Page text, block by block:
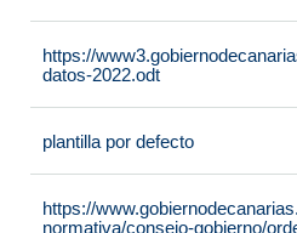
https://
datos-2022.odt
plantilla por defecto
https://
normativa/consejo-gobierno/